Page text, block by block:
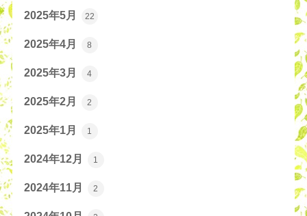
2025年5月 22
2025年4月 8
2025年3月 4
2025年2月 2
2025年1月 1
2024年12月 1
2024年11月 2